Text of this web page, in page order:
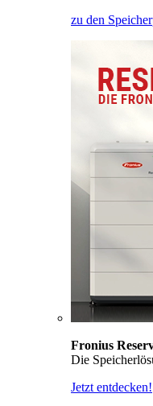
zu den
Fronius
Die
Jetzt entdecken!